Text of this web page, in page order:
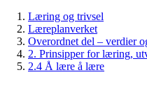
Læring og trivsel
Læreplanverket
Overordnet del – verdier
2. Prinsipper for læring,
2.4 Å lære å lære